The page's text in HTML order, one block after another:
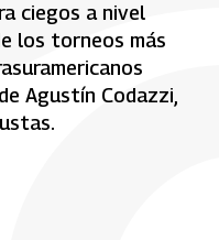
ciegos a nivel
los torneos más
Agustín Codazzi,